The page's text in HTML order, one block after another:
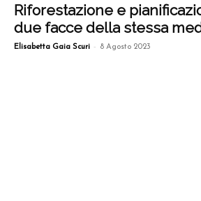
Riforestazione e
due facce della stessa
Elisabetta Gaia Scuri - 8 Agosto 2023